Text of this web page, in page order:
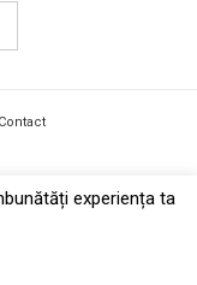
Contact
experiența ta